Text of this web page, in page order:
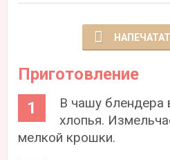
Приготовление
В чашу
хлопья.
мелкой крошки.